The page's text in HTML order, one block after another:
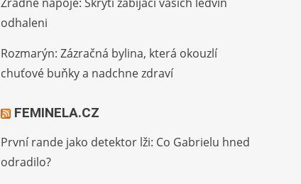
odhaleni
Rozmarýn: Zázračná bylina, která okouzlí
chuťové buňky a nadchne zdraví
FEMINELA.CZ
První rande jako detektor lži: Co Gabrielu hned
odradilo?